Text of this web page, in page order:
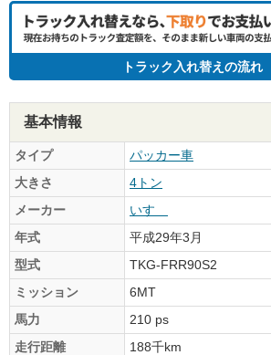
トラック入れ替えの流れ
基本情報
タイプ
パッカー車
大きさ
4トン
メーカー
いすゞ
年式
平成29年3月
型式
TKG-FRR90S2
ミッション
6MT
馬力
210 ps
走行距離
188千km